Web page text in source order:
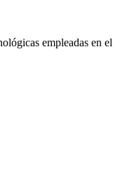
empleadas en el